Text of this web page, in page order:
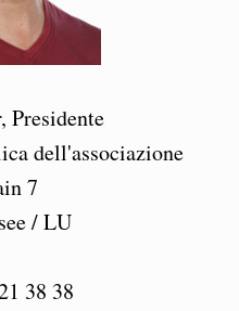
Presidente
dell'associazione
7
/ LU
38 38